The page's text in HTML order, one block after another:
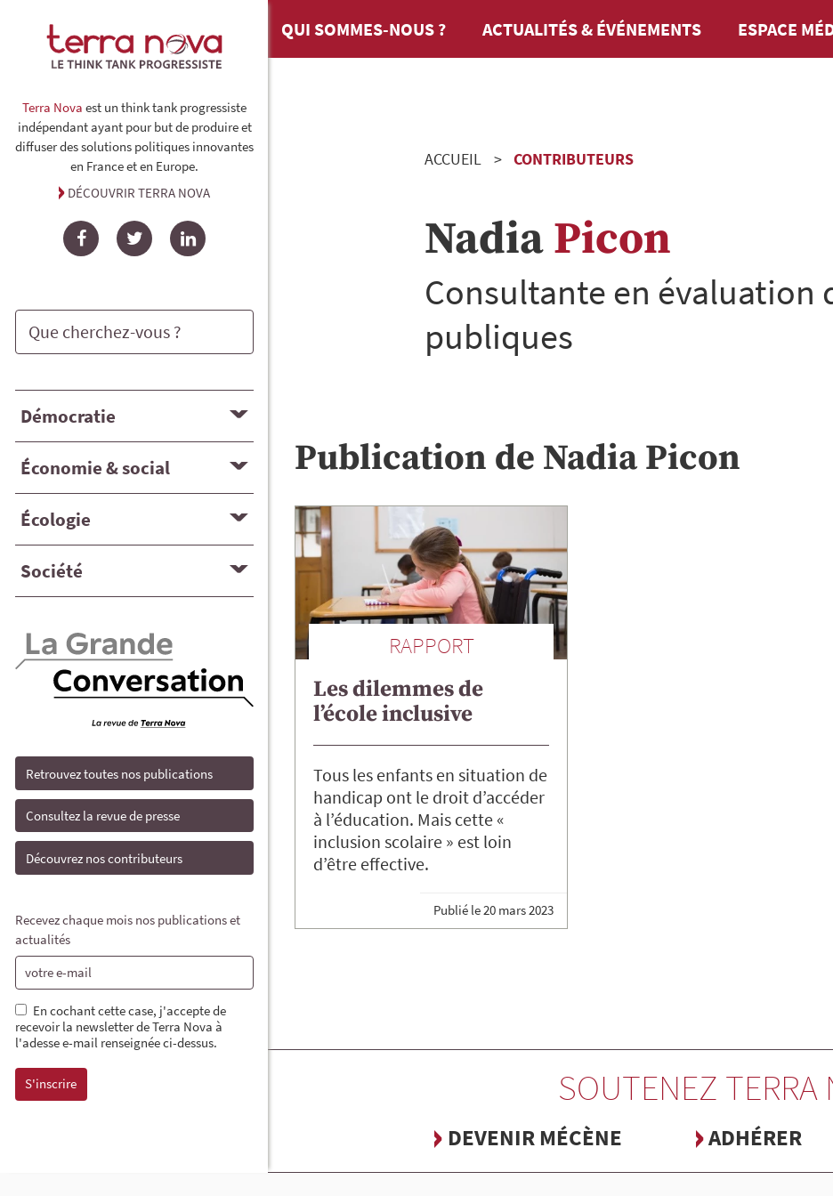
Terra Nova est un think tank progressiste
indépendant ayant pour but de produire et
diffuser des solutions politiques innovantes
en France et en Europe.
DÉCOUVRIR TERRA NOVA
FacebookTwitterLinkedIn
Démocratie
Économie & social
Écologie
Société
Retrouvez toutes nos publications
Consultez la revue de presse
Découvrez nos contributeurs
Recevez chaque mois nos publications et
actualités
En cochant cette case, j'accepte de
recevoir la newsletter de Terra Nova à
l'adesse e-mail renseignée ci-dessus.
QUI SOMMES-NOUS ? ACTUALITÉS & ÉVÉNEMENTS ESPACE
ACCUEIL CONTRIBUTEURS
NadiaPicon
Consultante en évaluation
publiques
Publication de Nadia Picon
RAPPORT
Les dilemmes de
l’école inclusive
Tous les enfants en situation de
handicap ont le droit d’accéder
à l’éducation. Mais cette «
inclusion scolaire » est loin
d’être effective.
Publié le20 mars 2023
SOUTENEZ TERRA
DEVENIR MÉCÈNE ADHÉRER